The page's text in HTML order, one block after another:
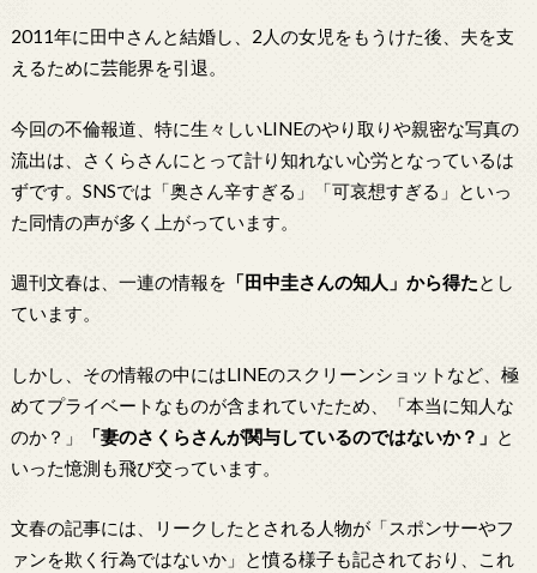
2011年に田中さんと結婚し、2人の女児をもうけた後、夫を支
えるために芸能界を引退。
今回の不倫報道、特に生々しいLINEのやり取りや親密な写真の
流出は、さくらさんにとって計り知れない心労となっているは
ずです。SNSでは「奥さん辛すぎる」「可哀想すぎる」といっ
た同情の声が多く上がっています。
週刊文春は、一連の情報を 「田中圭さんの知人」から得たとし
ています。
しかし、その情報の中にはLINEのスクリーンショットなど、極
めてプライベートなものが含まれていたため、「本当に知人な
のか？」
「妻のさくらさんが関与しているのではないか？」 と
いった憶測も飛び交っています。
文春の記事には、リークしたとされる人物が「スポンサーやフ
ァンを欺く行為ではないか」と憤る様子も記されており、これ